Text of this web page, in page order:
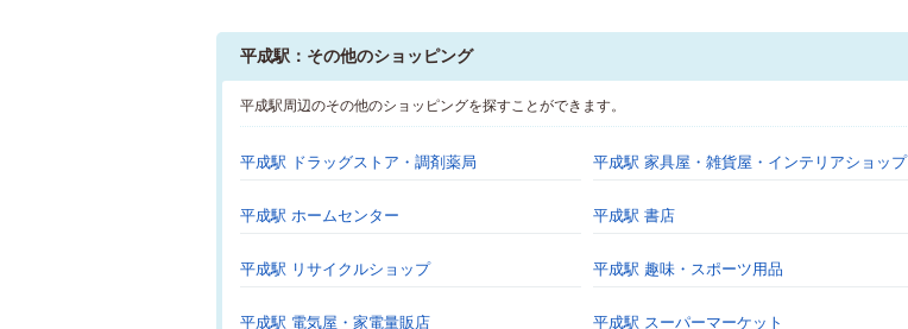
平成駅：その他のショッピング
平成駅周辺のその他のショッピングを探すことができます。
平成駅 ドラッグストア・調剤薬局 平成駅 家具屋・雑貨屋・インテリアショップ
平成駅 ホームセンター 平成駅 書店
平成駅 リサイクルショップ 平成駅 趣味・スポーツ用品
平成駅 電気屋・家電量販店 平成駅 スーパーマーケット